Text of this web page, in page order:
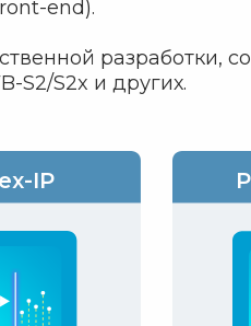
end).
разработки,
S2/S2x и других.
IP